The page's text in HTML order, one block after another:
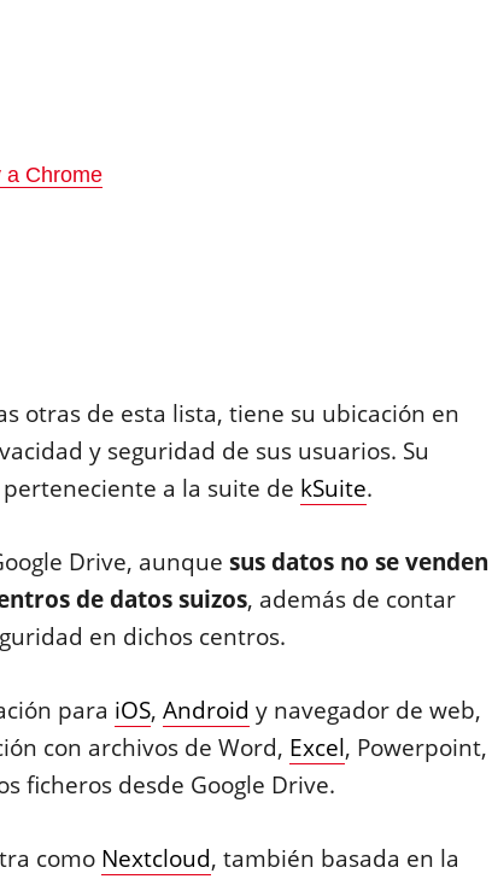
a Chrome
otras de esta lista, tiene su ubicación en
y seguridad de sus usuarios. Su
a la suite de kSuite.
Drive, aunque sus datos no se venden
de datos suizos, además de contar
en dichos centros.
para iOS, Android y navegador de web,
con archivos de Word, Excel, Powerpoint,
ficheros desde Google Drive.
como Nextcloud, también basada en la